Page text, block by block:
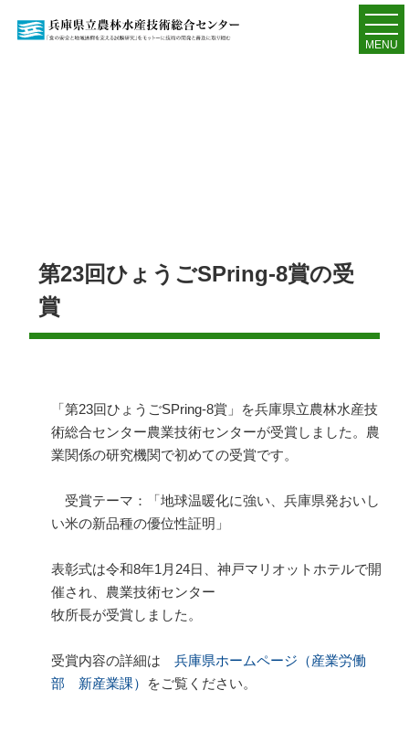
MENU
第23回ひょうごSPring-8賞の受
賞
「第23回ひょうごSPring-8賞」を兵庫県立農林水産技
術総合センター農業技術センターが受賞しました。農
業関係の研究機関で初めての受賞です。
受賞テーマ：「地球温暖化に強い、兵庫県発おいし
い米の新品種の優位性証明」
表彰式は令和8年1 月 24日、神戸マリオットホテルで開
催され、農業技術センター
牧所長が受賞しました。
受賞内容の詳細は 兵庫県ホームページ（産業労働
部 新産業課）
をご覧ください。